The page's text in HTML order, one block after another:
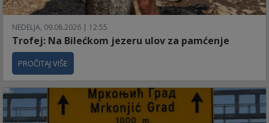
NEDELJA, 09.08.2026 | 12:55
Trofej: Na Bilećkom jezeru ulov za pamćenje
PROČITAJ VIŠE